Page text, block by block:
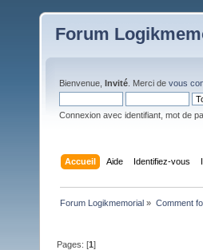
Forum
Bienvenue, Invité . Merci de vous
Connexion avec identifiant, mot de
Accueil Aide Identifiez-vous
Forum Logikmemorial » Comment
Pages: [1]